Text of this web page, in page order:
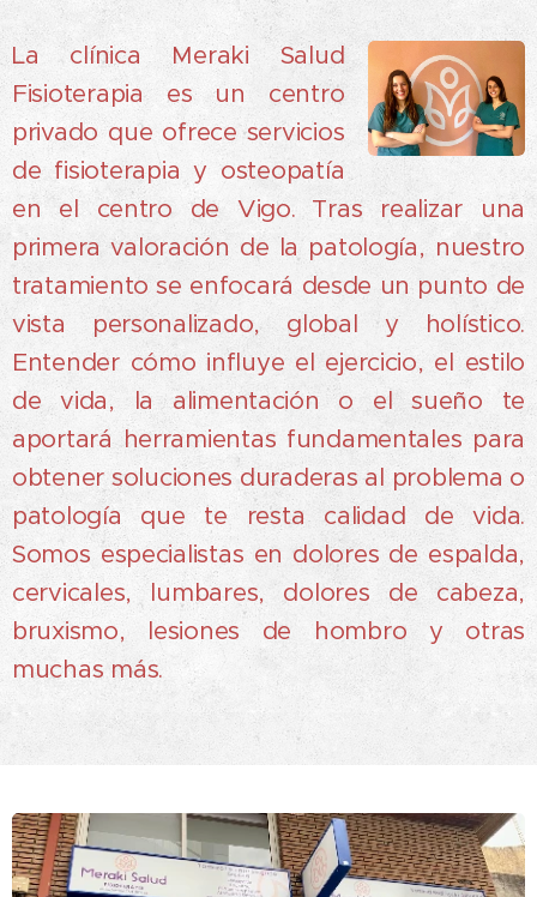
La clínica Meraki Salud
Fisioterapia es un centro
privado que ofrece servicios
de fisioterapia y osteopatía
en el centro de Vigo. Tras realizar una
primera valoración de la patología, nuestro
tratamiento se enfocará desde un punto de
vista personalizado, global y holístico.
Entender cómo influye el ejercicio, el estilo
de vida, la alimentación o el sueño te
aportará herramientas fundamentales para
obtener soluciones duraderas al problema o
patología que te resta calidad de vida.
Somos especialistas en dolores de espalda,
cervicales, lumbares, dolores de cabeza,
bruxismo, lesiones de hombro y otras
muchas más.